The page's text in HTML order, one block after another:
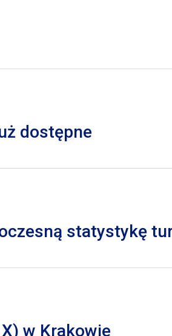
dostępne
statystykę
w Krakowie